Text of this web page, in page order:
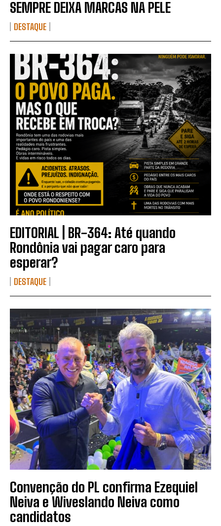
SEMPRE DEIXA MARCAS NA PELE
DESTAQUE
EDITORIAL | BR-364: Até quando
Rondônia vai pagar caro para
esperar?
DESTAQUE
Convenção do PL confirma Ezequiel
Neiva e Wiveslando Neiva como
candidatos